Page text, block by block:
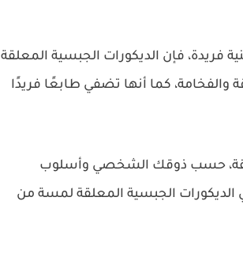
فإن الديكورات الجبسية المعلقة
والفخامة، كما أنها تضفي طابعًا فريدًا
حسب ذوقك الشخصي وأسلوب
الديكورات الجبسية المعلقة لمسة من